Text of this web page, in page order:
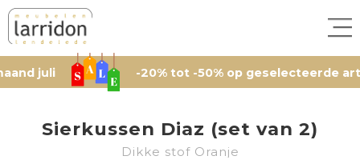
-20% tot -50% op geselecteerde
Sierkussen Diaz (set van 2)
Dikke stof Oranje